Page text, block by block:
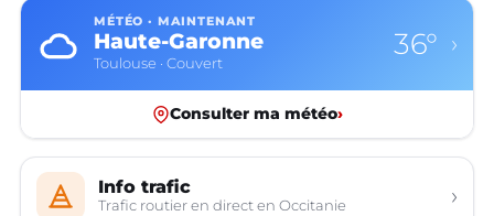
MÉTÉO · MAINTENANT
Haute-Garonne
Toulouse · Couvert
36° ›
Consulter ma météo›
Info trafic
Trafic routier en direct en Occitanie ›